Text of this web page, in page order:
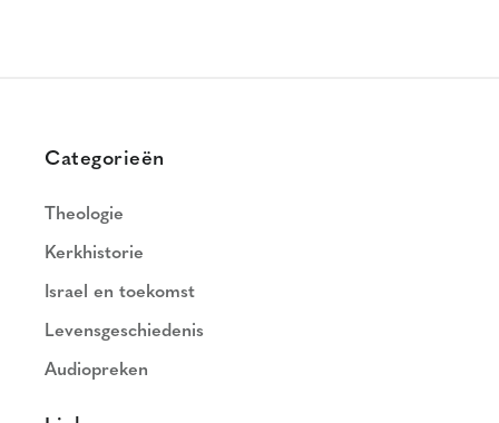
Categorieën
Theologie
Kerkhistorie
Israel en toekomst
Levensgeschiedenis
Audiopreken